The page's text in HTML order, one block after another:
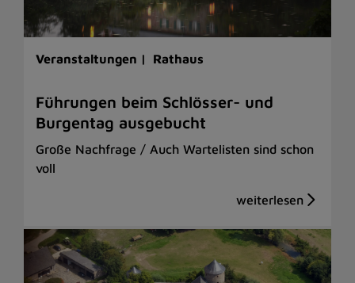
Veranstaltungen | Rathaus
Führungen beim Schlösser- und
Burgentag ausgebucht
Große Nachfrage / Auch Wartelisten sind schon
voll